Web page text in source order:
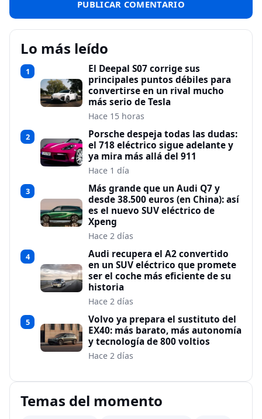
Lo más leído
1
El Deepal S07 corrige sus
principales puntos débiles para
convertirse en un rival mucho
más serio de Tesla
Hace 15 horas
2
Porsche despeja todas las dudas:
el 718 eléctrico sigue adelante y
ya mira más allá del 911
Hace 1 día
3
Más grande que un Audi Q7 y
desde 38.500 euros (en China): así
es el nuevo SUV eléctrico de
Xpeng
Hace 2 días
4
Audi recupera el A2 convertido
en un SUV eléctrico que promete
ser el coche más eficiente de su
historia
Hace 2 días
5
Volvo ya prepara el sustituto del
EX40: más barato, más autonomía
y tecnología de 800 voltios
Hace 2 días
Temas del momento